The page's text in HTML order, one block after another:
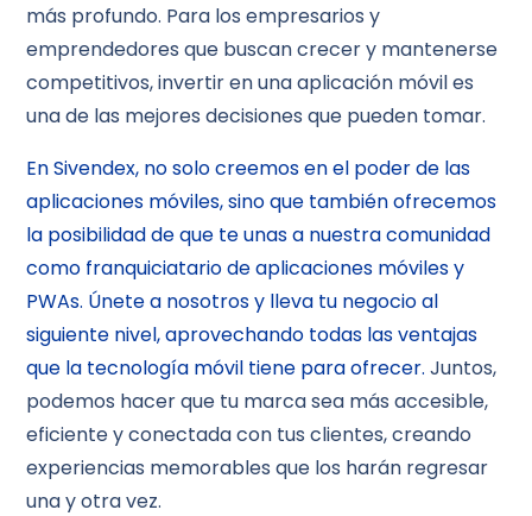
más profundo. Para los empresarios y
emprendedores que buscan crecer y mantenerse
competitivos, invertir en una aplicación móvil es
una de las mejores decisiones que pueden tomar.
En Sivendex, no solo creemos en el poder de las
aplicaciones móviles, sino que también ofrecemos
la posibilidad de que te unas a nuestra comunidad
como franquiciatario de aplicaciones móviles y
PWAs. Únete a nosotros y lleva tu negocio al
siguiente nivel, aprovechando todas las ventajas
que la tecnología móvil tiene para ofrecer. Juntos,
podemos hacer que tu marca sea más accesible,
eficiente y conectada con tus clientes, creando
experiencias memorables que los harán regresar
una y otra vez.